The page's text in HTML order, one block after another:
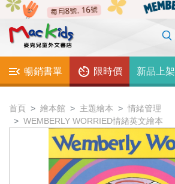
暢銷書單 限時價 新品上架
首頁 繪本館 主題繪本
情緒管理
WEMBERLY WORRIED情緒英文繪本